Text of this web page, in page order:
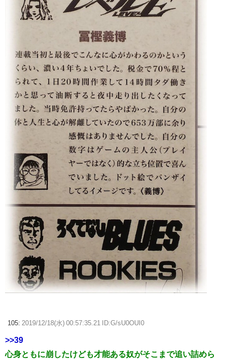
105: 2019/12/18(水) 00:57:35.21 ID:G/sU0OUI0
>>39
心身ともに崩したけども才能ある奴がそこまで追い詰めら